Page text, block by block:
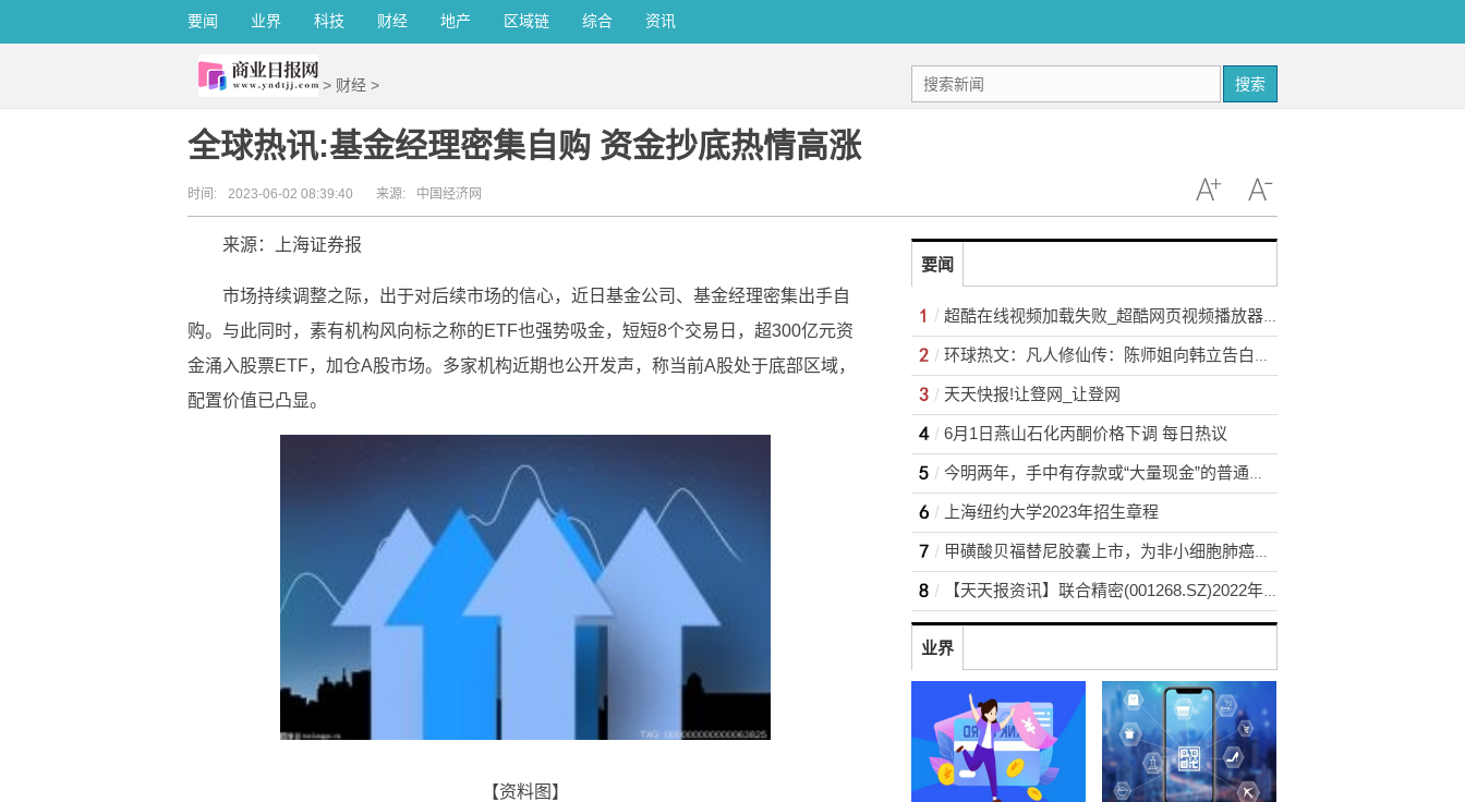
要闻 业界 科技 财经 地产 区域链 综合 资讯
> 财经 > 搜索
全球热讯:基金经理密集自购 资金抄底热情高涨
时间: 2023-06-02 08:39:40 来源: 中国经济网
来源：上海证券报
市场持续调整之际，出于对后续市场的信心，近日基金公司、基金经理密集出手自
购。与此同时，素有机构风向标之称的ETF也强势吸金，短短8个交易日，超300亿元资
金涌入股票ETF，加仓A股市场。多家机构近期也公开发声，称当前A股处于底部区域，
配置价值已凸显。
【资料图】
要闻
超酷在线视频加载失败_超酷网页视频播放器加载失败-世界要闻
环球热文：凡人修仙传：陈师姐向韩立告白，消灭黑煞教的大战爆发，战斗燃爆
天天快报!让豋网_让登网
6月1日燕山石化丙酮价格下调 每日热议
今明两年，手中有存款或“大量现金”的普通老百姓，将变得焦虑？
上海纽约大学2023年招生章程
甲磺酸贝福替尼胶囊上市，为非小细胞肺癌患者提供治疗新选择|今日快看
【天天报资讯】联合精密(001268.SZ)2022年度拟每10股派1元 6月8日除权除息
业界